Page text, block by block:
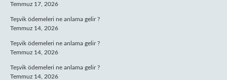
Temmuz 17, 2026
Teşvik ödemeleri ne anlama gelir ?
Temmuz 14, 2026
Teşvik ödemeleri ne anlama gelir ?
Temmuz 14, 2026
Teşvik ödemeleri ne anlama gelir ?
Temmuz 14, 2026